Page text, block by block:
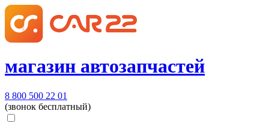
магазин автозапчастей
8 800 500 22 01
(звонок бесплатный)